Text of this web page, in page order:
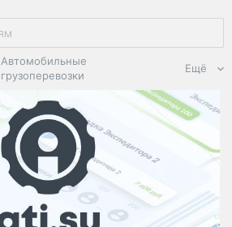
Автомобильные
грузоперевозки
Региональная
логистика
ЭДО, ИТ в
логистике
Дороги,
инфраструктура
Ещё